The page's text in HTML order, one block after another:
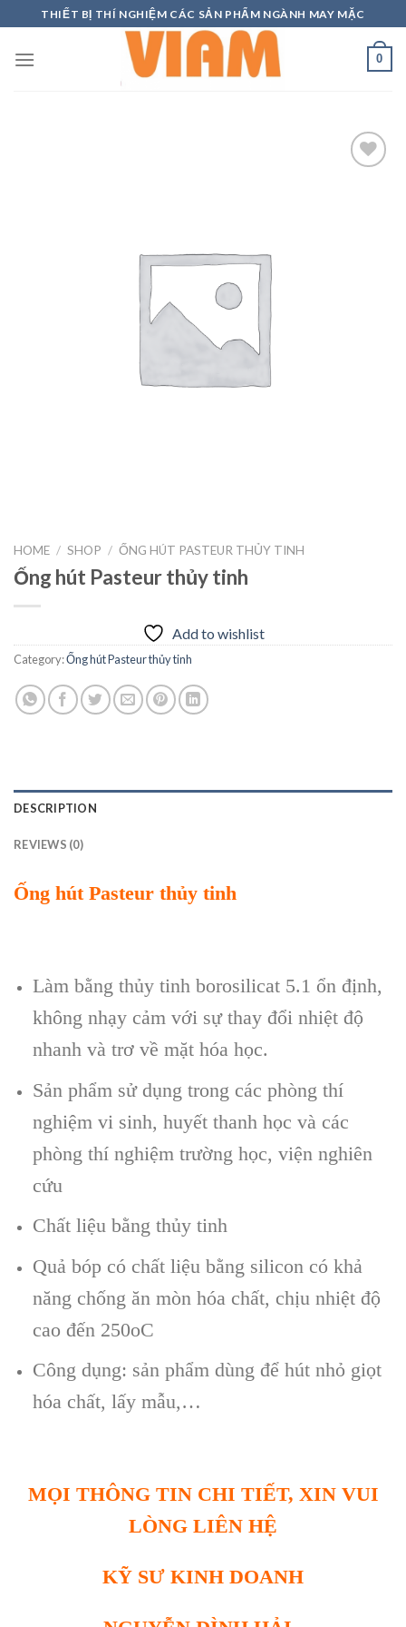
to
content
THIẾT BỊ THÍ NGHIỆM CÁC SẢN PHẨM NGÀNH MAY MẶC
0
HOME / SHOP / ỐNG HÚT PASTEUR THỦY TINH
Ống hút Pasteur thủy tinh
Add to wishlist
Category:Ống hút Pasteur thủy tinh
DESCRIPTION
REVIEWS (0)
Ống hút Pasteur thủy tinh
Làm bằng thủy tinh borosilicat 5.1 ổn định,
không nhạy cảm với sự thay đổi nhiệt độ
nhanh và trơ về mặt hóa học.
Sản phẩm sử dụng trong các phòng thí
nghiệm vi sinh, huyết thanh học và các
phòng thí nghiệm trường học, viện nghiên
cứu
Chất liệu bằng thủy tinh
Quả bóp có chất liệu bằng silicon có khả
năng chống ăn mòn hóa chất, chịu nhiệt độ
cao đến 250oC
Công dụng: sản phẩm dùng để hút nhỏ giọt
hóa chất, lấy mẫu,…
MỌI THÔNG TIN CHI TIẾT, XIN VUI
LÒNG LIÊN HỆ
KỸ SƯ KINH DOANH